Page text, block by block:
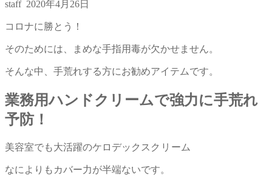
staff 2020年4月26日
コロナに勝とう！
そのためには、まめな手指用毒が欠かせません。
そんな中、手荒れする方にお勧めアイテムです。
業務用ハンドクリームで強力に手荒れ
予防！
美容室でも大活躍のケロデックス クリーム
なによりもカバー力が半端ないです。